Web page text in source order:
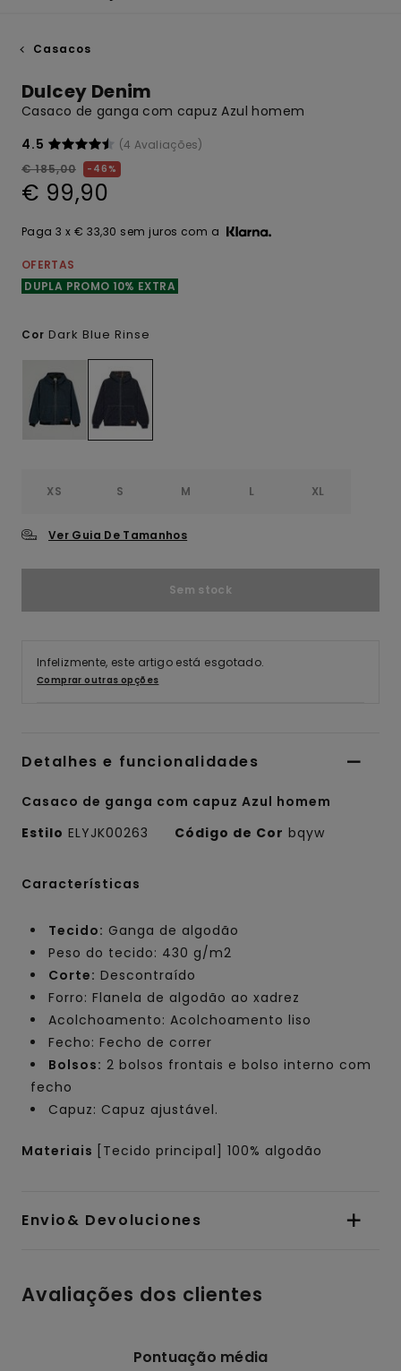
Casacos
Dulcey Denim
Casaco de ganga com capuz Azul homem
4.5
(4 Avaliações)
€ 185,00
46%
€ 99,90
Paga 3 x € 33,30 sem juros com a
OFERTAS
DUPLA PROMO 10% EXTRA
Cor Dark Blue Rinse
XS S M L XL
Ver Guia De Tamanhos
Sem stock
Infelizmente, este artigo está esgotado.
Comprar outras opções
Detalhes e funcionalidades
Casaco de ganga com capuz Azul homem
Estilo ELYJK00263 Código de Cor bqyw
Características
Tecido: Ganga de algodão
Peso do tecido: 430 g/m2
Corte: Descontraído
Forro: Flanela de algodão ao xadrez
Acolchoamento: Acolchoamento liso
Fecho: Fecho de correr
Bolsos: 2 bolsos frontais e bolso interno com
fecho
Capuz: Capuz ajustável.
Materiais [Tecido principal] 100% algodão
Envio& Devoluciones
Avaliações dos clientes
Pontuação média